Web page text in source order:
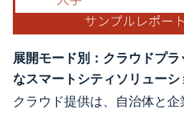
展開モード別：クラウドプ
なスマートシティソリューシ
クラウド提供は、自治体と